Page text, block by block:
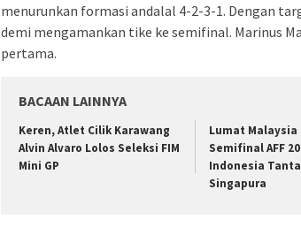
menurunkan formasi andalal 4-2-3-1. Dengan
demi mengamankan tike ke semifinal. Marinus
pertama.
BACAAN LAINNYA
Keren, Atlet Cilik Karawang
Alvin Alvaro Lolos Seleksi FIM
Mini GP
Lumat Malaysia
Semifinal AFF
Indonesia
Singapura